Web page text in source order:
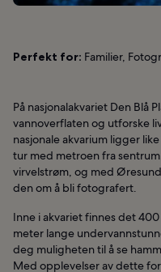
Perfekt for: Familier,
På nasjonalakvariet Den Blå
vannoverflaten og utforske
nasjonale akvarium ligger
tur med metroen fra
virvelstrøm, og med
den om å bli fotografert.
Inne i akvariet finnes det
meter lange
deg muligheten til å se
Med opplevelser av dette